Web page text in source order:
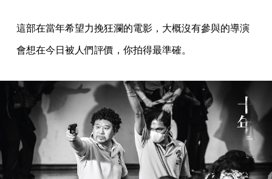
這部在當年希望力挽狂瀾的電影，大概沒有參與的導演
會想在今日被人們評價，你拍得最準確。